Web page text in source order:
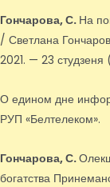
Гончарова, С. На
/ Светлана
2021. — 23
О едином дне
РУП «Белтелеком».
Гончарова, С.
богатства